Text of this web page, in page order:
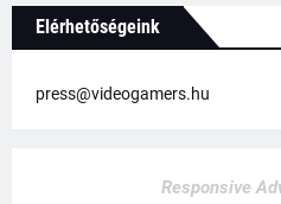
Elérhetőségeink
press@videogamers.hu
Responsive